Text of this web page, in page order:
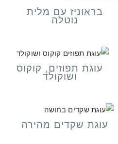
בראוניז עם מלית
נוטלה
עוגת תפוזים, קוקוס
ושוקולד
עוגת שקדים מהירה